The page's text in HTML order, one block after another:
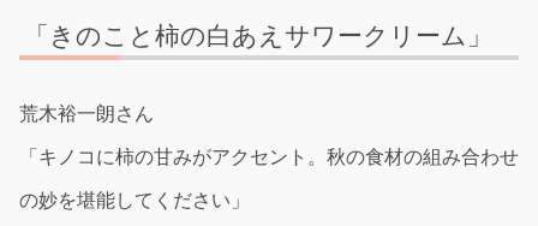
「きのこと柿の白あえサワークリーム」
荒木裕一朗さん
「キノコに柿の甘みがアクセント。秋の食材の組み合わせ
の妙を堪能してください」